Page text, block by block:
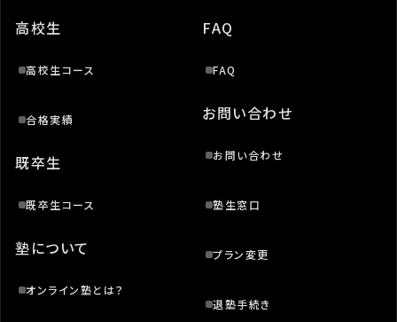
高校生
高校生コース
合格実績
既卒生
既卒生コース
塾について
オンライン塾とは？
FAQ
FAQ
お問い合わせ
お問い合わせ
塾生窓口
プラン変更
退塾手続き